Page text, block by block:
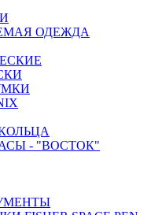
ОДЕЖДА
- "ВОСТОК"